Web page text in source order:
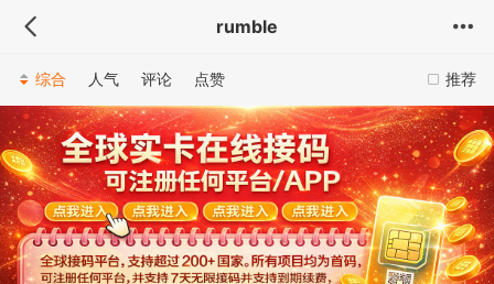
rumble
推荐
综合 人气 评论 点赞